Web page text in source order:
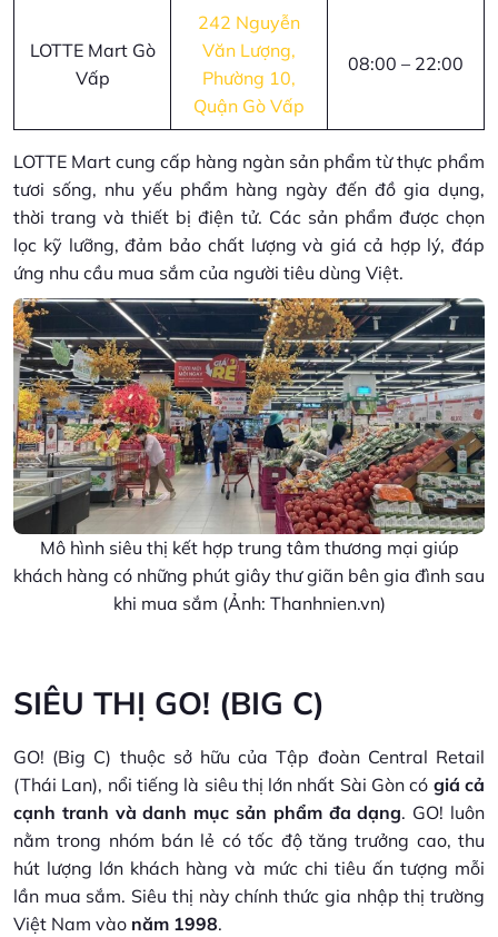
LOTTE Mart Gò
Vấp
242 Nguyễn
Văn Lượng,
Phường 10,
Quận Gò Vấp
08:00 – 22:00
LOTTE Mart cung cấp hàng ngàn sản phẩm từ thực phẩm
tươi sống, nhu yếu phẩm hàng ngày đến đồ gia dụng,
thời trang và thiết bị điện tử. Các sản phẩm được chọn
lọc kỹ lưỡng, đảm bảo chất lượng và giá cả hợp lý, đáp
ứng nhu cầu mua sắm của người tiêu dùng Việt.
Mô hình siêu thị kết hợp trung tâm thương mại giúp
khách hàng có những phút giây thư giãn bên gia đình sau
khi mua sắm (Ảnh: Thanhnien.vn)
SIÊU THỊ GO! (BIG C)
GO! (Big C) thuộc sở hữu của Tập đoàn Central Retail
(Thái Lan), nổi tiếng là siêu thị lớn nhất Sài Gòn có giá cả
cạnh tranh và danh mục sản phẩm đa dạng. GO! luôn
nằm trong nhóm bán lẻ có tốc độ tăng trưởng cao, thu
hút lượng lớn khách hàng và mức chi tiêu ấn tượng mỗi
lần mua sắm. Siêu thị này chính thức gia nhập thị trường
Việt Nam vào năm 1998.